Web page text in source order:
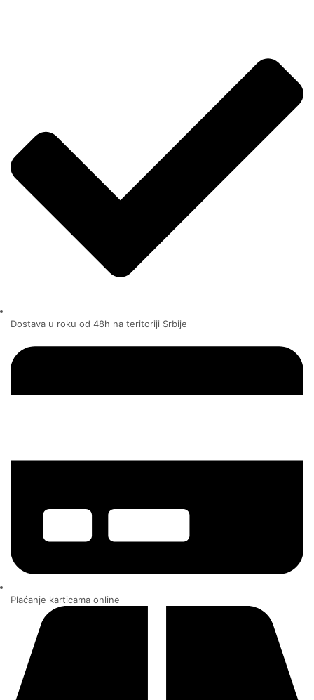
Dostava u roku od 48h na teritoriji Srbije
Plaćanje karticama online